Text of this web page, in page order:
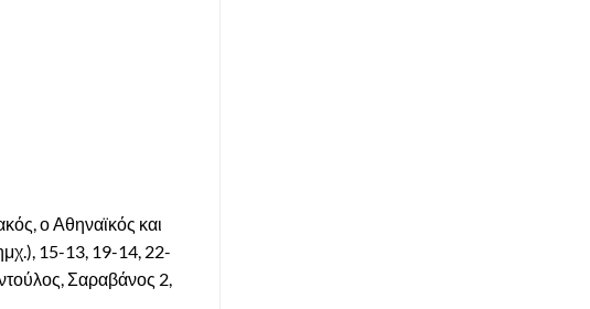
ο Αθηναϊκός και
15-13, 19-14, 22-
Σαραβάνος 2,